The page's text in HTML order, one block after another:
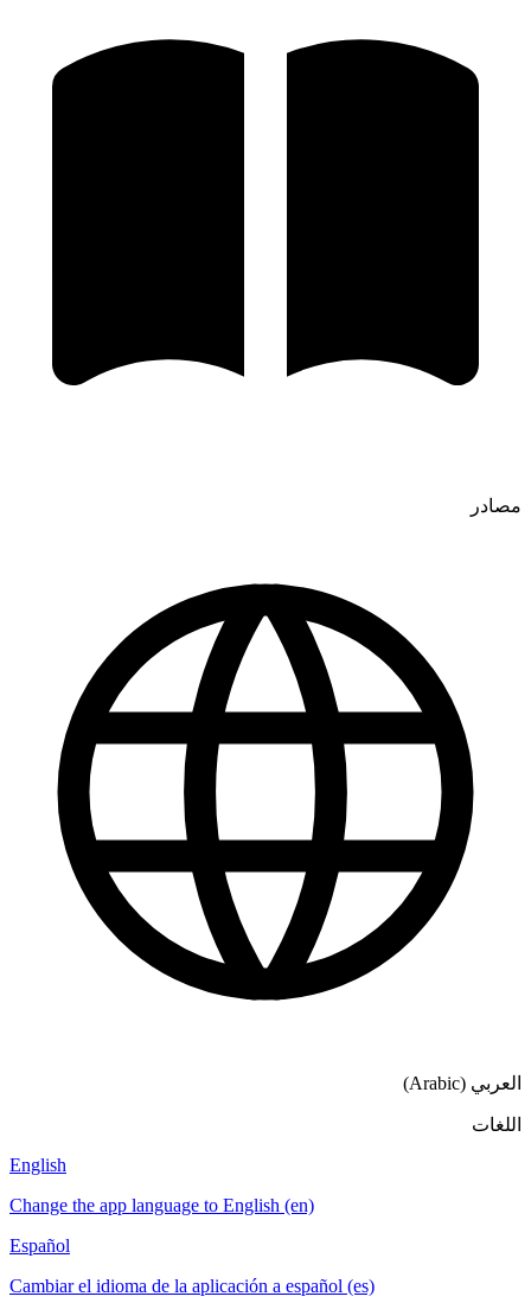
مصادر
العربي (Arabic)
اللغات
English
Change the app language to English (en)
Español
Cambiar el idioma de la aplicación a español (es)